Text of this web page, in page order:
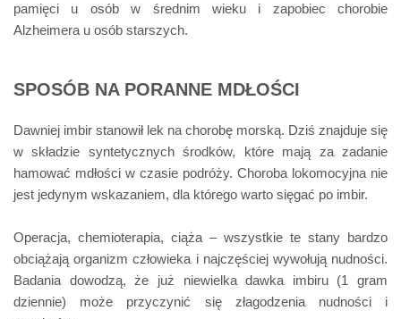
pamięci u osób w średnim wieku i zapobiec chorobie
Alzheimera u osób starszych.
SPOSÓB NA PORANNE MDŁOŚCI
Dawniej imbir stanowił lek na chorobę morską. Dziś znajduje się
w składzie syntetycznych środków, które mają za zadanie
hamować mdłości w czasie podróży. Choroba lokomocyjna nie
jest jedynym wskazaniem, dla którego warto sięgać po imbir.
Operacja, chemioterapia, ciąża – wszystkie te stany bardzo
obciążają organizm człowieka i najczęściej wywołują nudności.
Badania dowodzą, że już niewielka dawka imbiru (1 gram
dziennie) może przyczynić się złagodzenia nudności i